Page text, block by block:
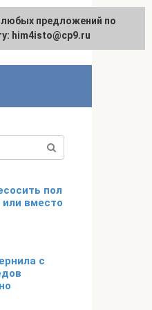
пол
вместо
с
предложений по
him4isto@cp9.ru